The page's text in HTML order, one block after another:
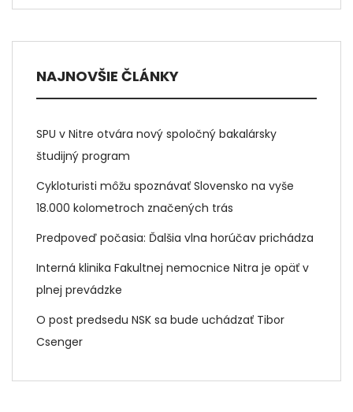
NAJNOVŠIE ČLÁNKY
SPU v Nitre otvára nový spoločný bakalársky
študijný program
Cykloturisti môžu spoznávať Slovensko na vyše
18.000 kolometroch značených trás
Predpoveď počasia: Ďalšia vlna horúčav prichádza
Interná klinika Fakultnej nemocnice Nitra je opäť v
plnej prevádzke
O post predsedu NSK sa bude uchádzať Tibor
Csenger